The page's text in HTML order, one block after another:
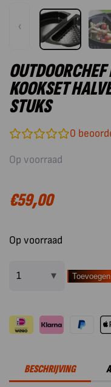
‹
KOOKSET
STUKS
0
Op voorraad
€59,00
Op voorraad
Outdoorchef
Accessoire
Kookset
Maan
Set
BESCHRIJVING